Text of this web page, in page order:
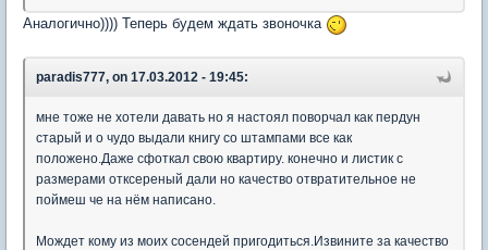
Аналогично)))) Теперь будем ждать звоночка
paradis777, on 17.03.2012 - 19:45:
мне тоже не хотели давать но я настоял поворчал как пердун
старый и о чудо выдали книгу со штампами все как
положено.Даже сфоткал свою квартиру. конечно и листик с
размерами отксереный дали но качество отвратительное не
поймеш че на нём написано.
Мождет кому из моих сосендей пригодиться.Извините за качество